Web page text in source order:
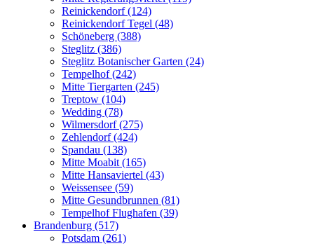
Reinickendorf (124)
Reinickendorf Tegel (48)
Schöneberg (388)
Steglitz (386)
Steglitz Botanischer Garten (24)
Tempelhof (242)
Mitte Tiergarten (245)
Treptow (104)
Wedding (78)
Wilmersdorf (275)
Zehlendorf (424)
Spandau (138)
Mitte Moabit (165)
Mitte Hansaviertel (43)
Weissensee (59)
Mitte Gesundbrunnen (81)
Tempelhof Flughafen (39)
Brandenburg (517)
Potsdam (261)